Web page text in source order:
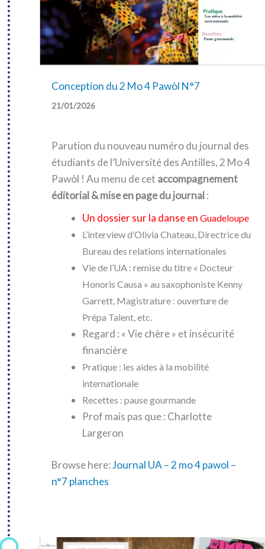
Conception du 2 Mo 4 Pawòl N°7
21/01/2026
Parution du nouveau numéro du journal des
étudiants de l’Université des Antilles, 2 Mo 4
Pawòl ! Au menu de cet accompagnement
éditorial & mise en page du journal :
Un dossier sur la danse enGuadeloupe
L’interview d’OliviaChateau, Directrice du
Bureau des relations internationales
Vie de l’UA : remise du titre « Docteur
HonorisCausa » au saxophoniste Kenny
Garrett, Magistrature : ouverturede
Prépa Talent, etc.
Regard : « Vie chère » et insécurité
financière
Pratique : les aides à la mobilité
internationale
Recettes : pause gourmande
Prof mais pas que : Charlotte
Largeron
Browse here:Journal UA – 2 mo 4 pawol –
n°7 planches